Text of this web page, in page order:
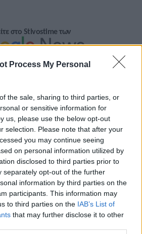
Process My Personal
the sale, sharing to third parties, or
or sensitive information for
us, please use the below opt-out
selection. Please note that after your
you may continue seeing
on personal information utilized by
disclosed to third parties prior to
separately opt-out of the further
information by third parties on the
participants. This information may
to third parties on the IAB’s List of
that may further disclose it to other
στο Stivostime των